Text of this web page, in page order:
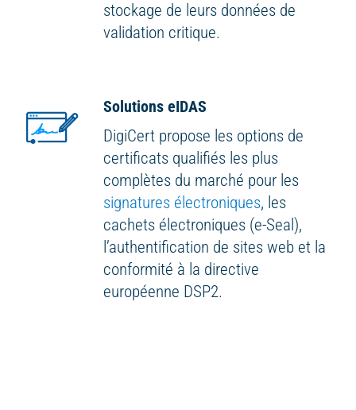
stockage de leurs données de
validation critique.
Solutions eIDAS
DigiCert propose les options de
certificats qualifiés les plus
complètes du marché pour les
signatures électroniques, les
cachets électroniques (e-Seal),
l’authentification de sites web et la
conformité à la directive
européenne DSP2.